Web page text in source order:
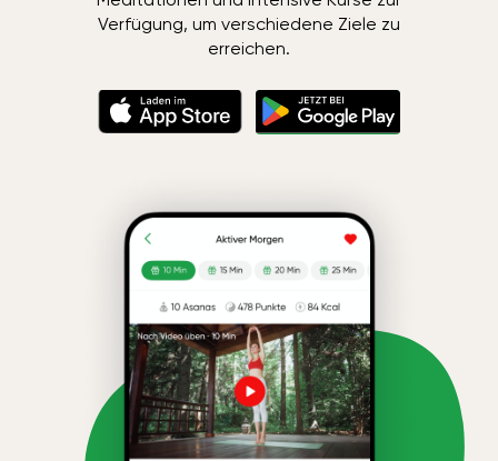
Verfügung, um verschiedene Ziele zu
erreichen.